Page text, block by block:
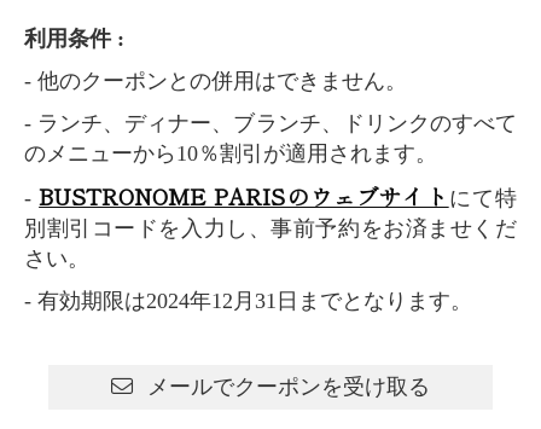
利用条件 :
- 他のクーポンとの併用はできません。
- ランチ、ディナー、ブランチ、ドリンクのすべて
のメニューから10％割引が適用されます。
-BUSTRONOME PARISのウェブサイト にて特
別割引コードを入力し、事前予約をお済ませくだ
さい。
- 有効期限は2024年12月31日までとなります。
メールでクーポンを受け取る